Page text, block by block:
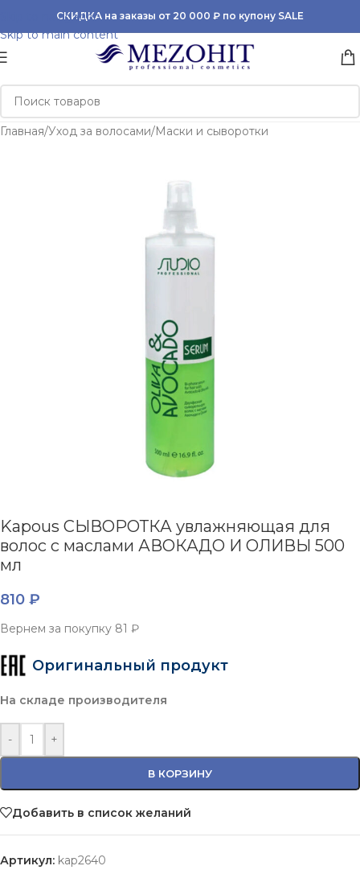
Skip to navigation
Skip to main content
СКИДКА на заказы от 20 000 ₽ по купону SALE
Главная/Уход за волосами/Маски и сыворотки
Kapous СЫВОРОТКА увлажняющая для
волос с маслами АВОКАДО И ОЛИВЫ 500
мл
810 ₽
Вернем за покупку 81 ₽
Оригинальный продукт
На складе производителя
- +
В КОРЗИНУ
Добавить в список желаний
Артикул: kap2640